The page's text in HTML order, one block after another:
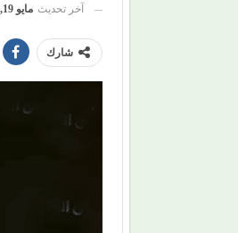
آخر تحديث مايو 19, 2025
شارك